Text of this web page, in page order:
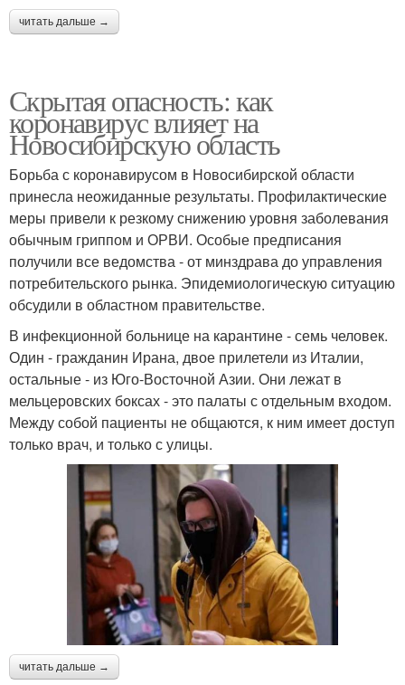
читать дальше →
Скрытая опасность: как
коронавирус влияет на
Новосибирскую область
Борьба с коронавирусом в Новосибирской области
принесла неожиданные результаты. Профилактические
меры привели к резкому снижению уровня заболевания
обычным гриппом и ОРВИ. Особые предписания
получили все ведомства - от минздрава до управления
потребительского рынка. Эпидемиологическую ситуацию
обсудили в областном правительстве.
В инфекционной больнице на карантине - семь человек.
Один - гражданин Ирана, двое прилетели из Италии,
остальные - из Юго-Восточной Азии. Они лежат в
мельцеровских боксах - это палаты с отдельным входом.
Между собой пациенты не общаются, к ним имеет доступ
только врач, и только с улицы.
читать дальше →